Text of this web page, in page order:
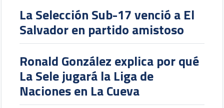
La Selección Sub-17 venció a El
Salvador en partido amistoso
Ronald González explica por qué
La Sele jugará la Liga de
Naciones en La Cueva